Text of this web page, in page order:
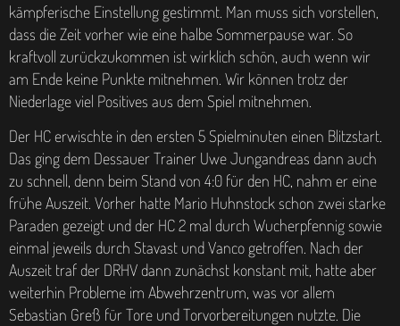
kämpferische Einstellung gestimmt. Man muss sich vorstellen,
dass die Zeit vorher wie eine halbe Sommerpause war. So
kraftvoll zurückzukommen ist wirklich schön, auch wenn wir
am Ende keine Punkte mitnehmen. Wir können trotz der
Niederlage viel Positives aus dem Spiel mitnehmen.
Der HC erwischte in den ersten 5 Spielminuten einen Blitzstart.
Das ging dem Dessauer Trainer Uwe Jungandreas dann auch
zu schnell, denn beim Stand von 4:0 für den HC, nahm er eine
frühe Auszeit. Vorher hatte Mario Huhnstock schon zwei starke
Paraden gezeigt und der HC 2 mal durch Wucherpfennig sowie
einmal jeweils durch Stavast und Vanco getroffen. Nach der
Auszeit traf der DRHV dann zunächst konstant mit, hatte aber
weiterhin Probleme im Abwehrzentrum, was vor allem
Sebastian Greß für Tore und Torvorbereitungen nutzte. Die